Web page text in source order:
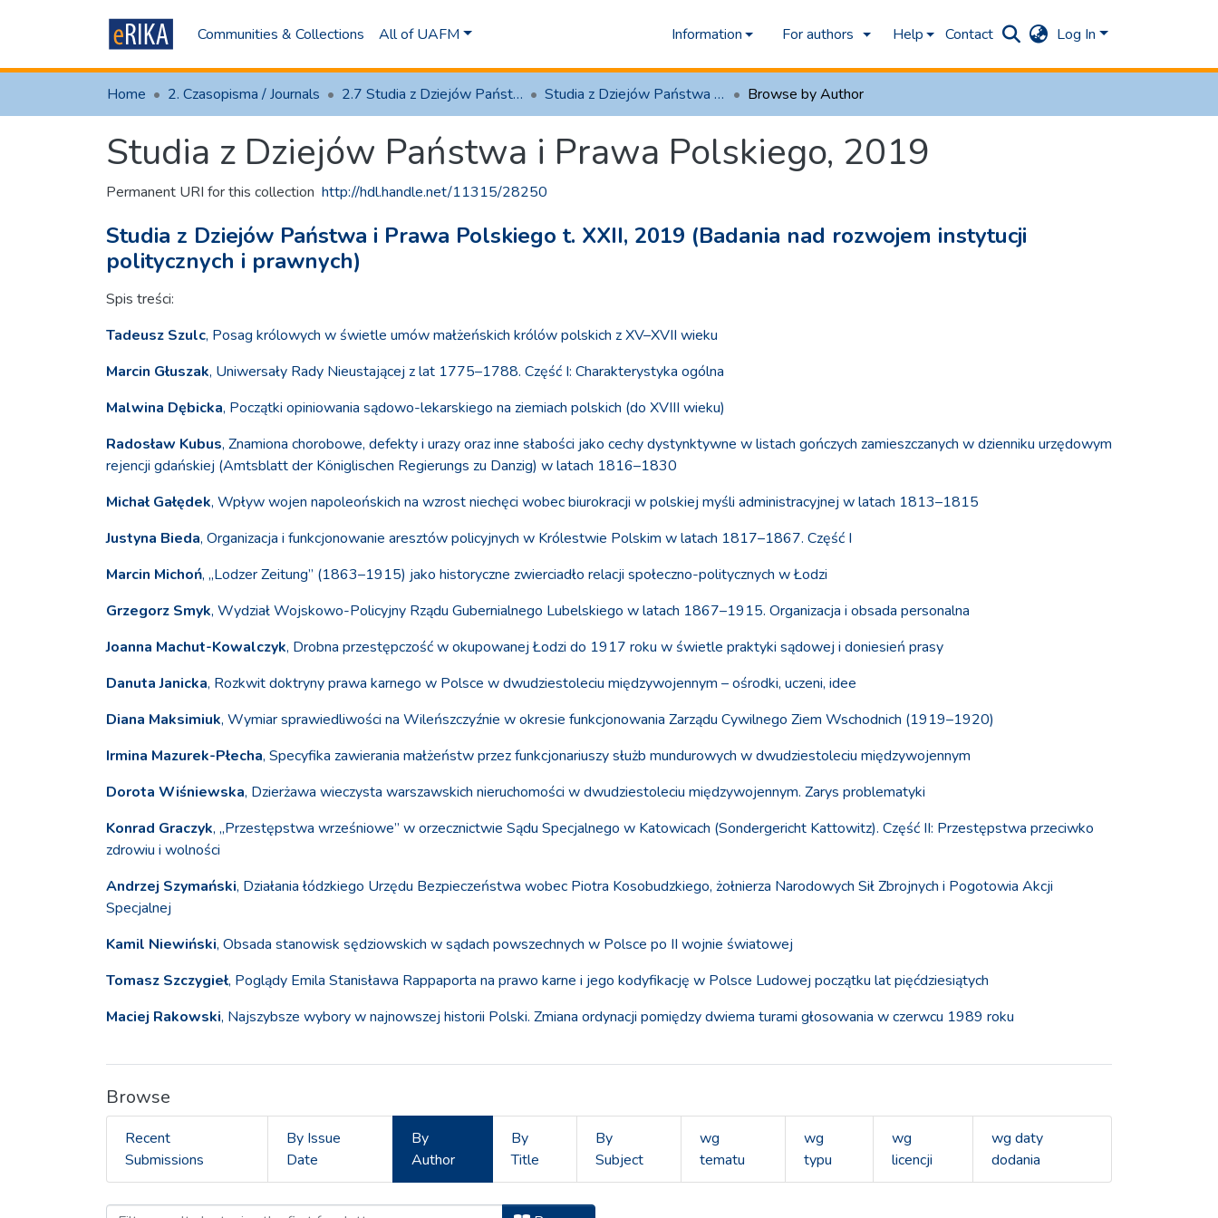
Communities & Collections All of UAFM Information For authors Help Contact Log In
Home 2. Czasopisma / Journals 2.7 Studia z Dziejów Państwa i Prawa Polskiego Studia z Dziejów Państwa i Prawa Polskiego, 2019 Browse by Author
Studia z Dziejów Państwa i Prawa Polskiego, 2019
Permanent URI for this collection http://hdl.handle.net/11315/28250
Studia z Dziejów Państwa i Prawa Polskiego t. XXII, 2019 (Badania nad rozwojem instytucji
politycznych i prawnych)
Spis treści:
Tadeusz Szulc, Posag królowych w świetle umów małżeńskich królów polskich z XV–XVII wieku
Marcin Głuszak, Uniwersały Rady Nieustającej z lat 1775–1788. Część I: Charakterystyka ogólna
Malwina Dębicka, Początki opiniowania sądowo-lekarskiego na ziemiach polskich (do XVIII wieku)
Radosław Kubus, Znamiona chorobowe, defekty i urazy oraz inne słabości jako cechy dystynktywne w listach gończych zamieszczanych w dzienniku urzędowym
rejencji gdańskiej (Amtsblatt der Königlischen Regierungs zu Danzig) w latach 1816–1830
Michał Gałędek, Wpływ wojen napoleońskich na wzrost niechęci wobec biurokracji w polskiej myśli administracyjnej w latach 1813–1815
Justyna Bieda, Organizacja i funkcjonowanie aresztów policyjnych w Królestwie Polskim w latach 1817–1867. Część I
Marcin Michoń, „Lodzer Zeitung” (1863–1915) jako historyczne zwierciadło relacji społeczno-politycznych w Łodzi
Grzegorz Smyk, Wydział Wojskowo-Policyjny Rządu Gubernialnego Lubelskiego w latach 1867–1915. Organizacja i obsada personalna
Joanna Machut-Kowalczyk, Drobna przestępczość w okupowanej Łodzi do 1917 roku w świetle praktyki sądowej i doniesień prasy
Danuta Janicka, Rozkwit doktryny prawa karnego w Polsce w dwudziestoleciu międzywojennym – ośrodki, uczeni, idee
Diana Maksimiuk, Wymiar sprawiedliwości na Wileńszczyźnie w okresie funkcjonowania Zarządu Cywilnego Ziem Wschodnich (1919–1920)
Irmina Mazurek-Płecha, Specyfika zawierania małżeństw przez funkcjonariuszy służb mundurowych w dwudziestoleciu międzywojennym
Dorota Wiśniewska, Dzierżawa wieczysta warszawskich nieruchomości w dwudziestoleciu międzywojennym. Zarys problematyki
Konrad Graczyk, „Przestępstwa wrześniowe” w orzecznictwie Sądu Specjalnego w Katowicach (Sondergericht Kattowitz). Część II: Przestępstwa przeciwko
zdrowiu i wolności
Andrzej Szymański, Działania łódzkiego Urzędu Bezpieczeństwa wobec Piotra Kosobudzkiego, żołnierza Narodowych Sił Zbrojnych i Pogotowia Akcji
Specjalnej
Kamil Niewiński, Obsada stanowisk sędziowskich w sądach powszechnych w Polsce po II wojnie światowej
Tomasz Szczygieł, Poglądy Emila Stanisława Rappaporta na prawo karne i jego kodyfikację w Polsce Ludowej początku lat pięćdziesiątych
Maciej Rakowski, Najszybsze wybory w najnowszej historii Polski. Zmiana ordynacji pomiędzy dwiema turami głosowania w czerwcu 1989 roku
Browse
Recent
Submissions
By Issue
Date
By
Author
By
Title
By
Subject
wg
tematu
wg
typu
wg
licencji
wg daty
dodania